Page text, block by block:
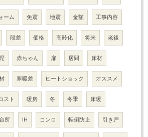
ーム 免震 地震 金額 工事内容
段差 価格 高齢化 将来 老後
赤ちゃん 扉 居間 床材
寒暖差 ヒートショック オススメ
スト 暖房 冬 冬季 床暖
台所 IH コンロ 転倒防止 引き戸